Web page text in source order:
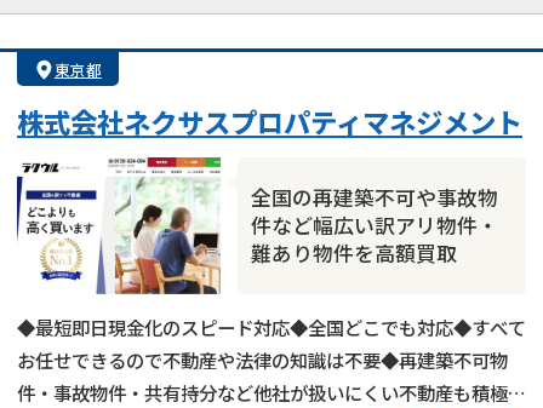
東京都
株式会社ネクサスプロパティマネジメント
全国の再建築不可や事故物
件など幅広い訳アリ物件・
難あり物件を高額買取
◆最短即日現金化のスピード対応◆全国どこでも対応◆すべて
お任せできるので不動産や法律の知識は不要◆再建築不可物
件・事故物件・共有持分など他社が扱いにくい不動産も積極買